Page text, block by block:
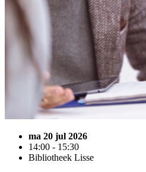
ma 20 jul 2026
14:00 - 15:30
Bibliotheek Lisse